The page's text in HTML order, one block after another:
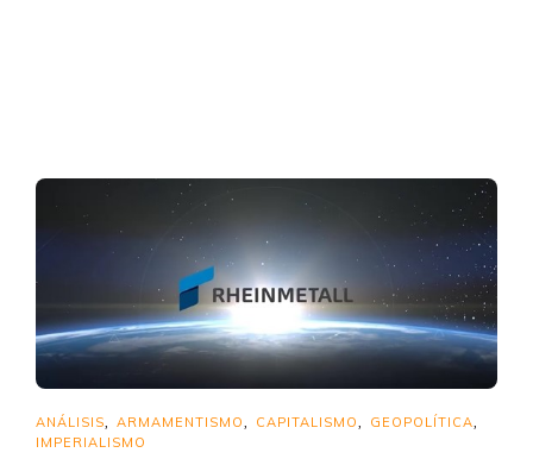
ANÁLISIS ARMAMENTISMO CAPITALISMO GEOPOLÍTICA
IMPERIALISMO